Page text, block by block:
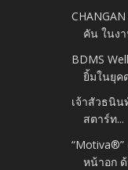
คัน ในงา
BDMS
ยิ้มในยุค
เจ้าสัวธนิน
สตาร์ท...
หน้าอก ด้